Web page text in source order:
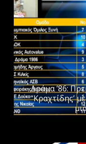
Δράμα ’86:
“Κραχτίδης’